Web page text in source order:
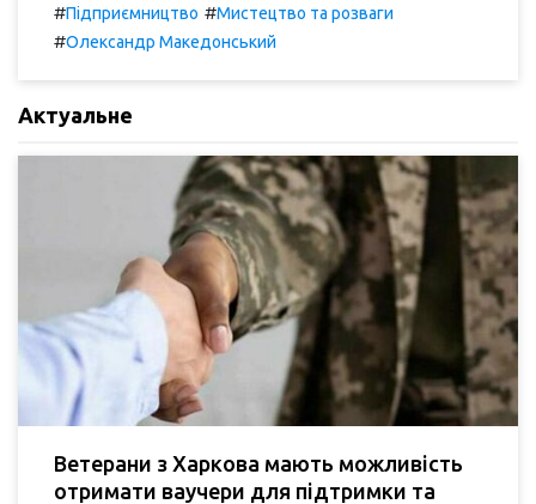
#Підприємництво #Мистецтво та розваги
#Олександр Македонський
Актуальне
Ветерани з Харкова мають можливість
отримати ваучери для підтримки та